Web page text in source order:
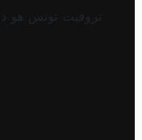
تروفيت تونس هو